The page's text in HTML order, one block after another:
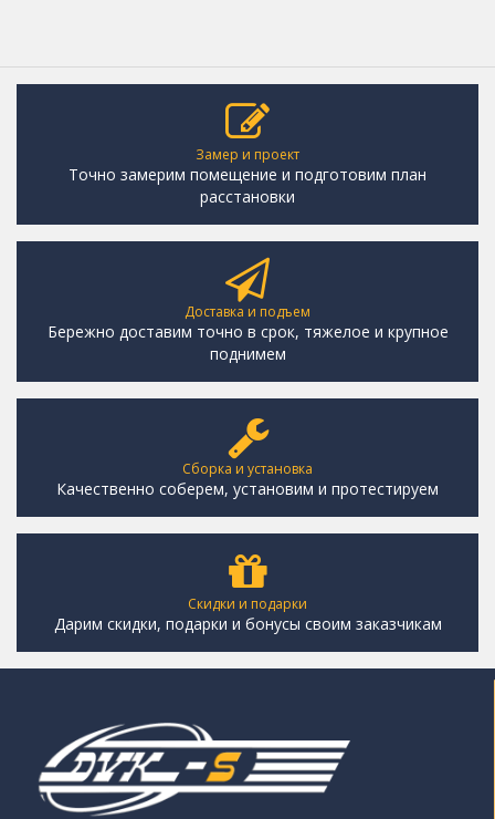
Замер и проект
Точно замерим помещение и подготовим план
расстановки
Доставка и подъем
Бережно доставим точно в срок, тяжелое и крупное
поднимем
Сборка и установка
Качественно соберем, установим и протестируем
Скидки и подарки
Дарим скидки, подарки и бонусы своим заказчикам